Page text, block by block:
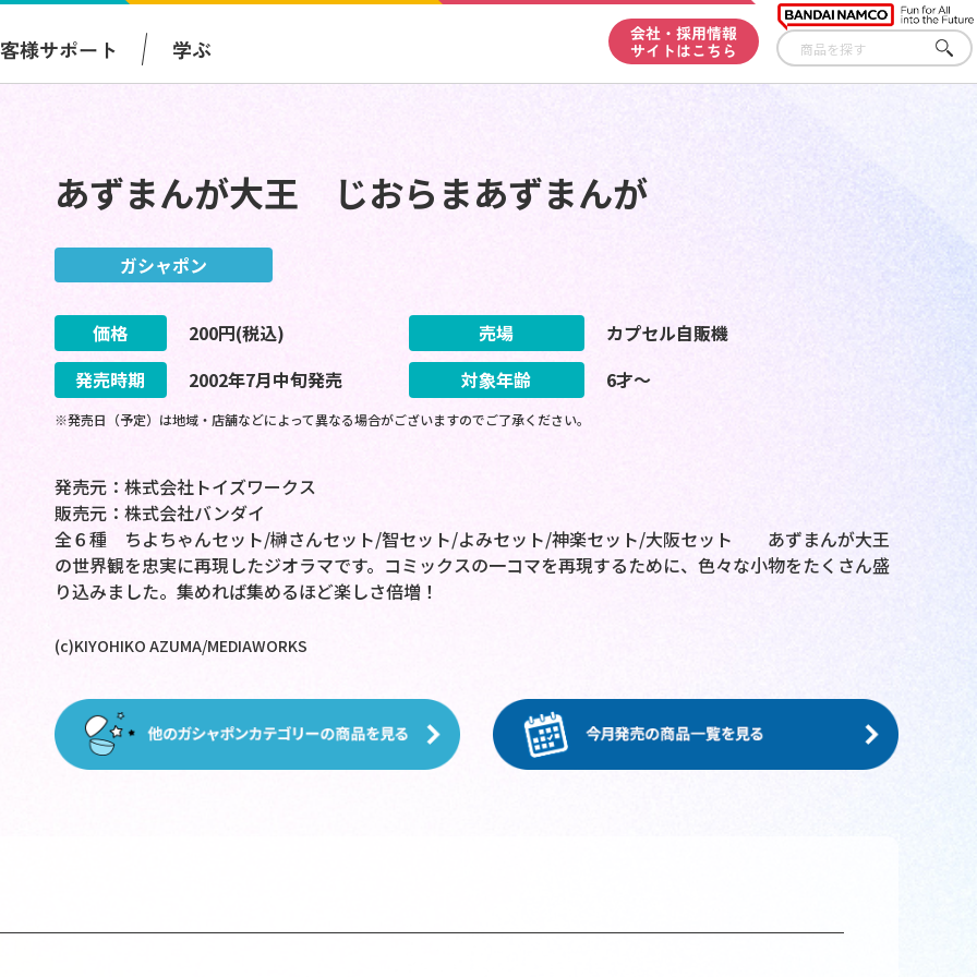
様サポート 学ぶ
会社・採用情報
サイトはこちら
さが
す
あずまんが大王 じおらまあずまんが
ガシャポン
価格 200円(税込) 売場
カプセル自販機
発売時期
2002年7月中旬発売 対象年齢 6才～
※発売日（予定）は地域・店舗などによって異なる場合がございますのでご了承ください。
発売元：株式会社トイズワークス
販売元：株式会社バンダイ
全６種 ちよちゃんセット/榊さんセット/智セット/よみセット/神楽セット/大阪セット あずまんが大王
の世界観を忠実に再現したジオラマです。コミックスの一コマを再現するために、色々な小物をたくさん盛
り込みました。集めれば集めるほど楽しさ倍増！
(c)KIYOHIKO AZUMA/MEDIAWORKS